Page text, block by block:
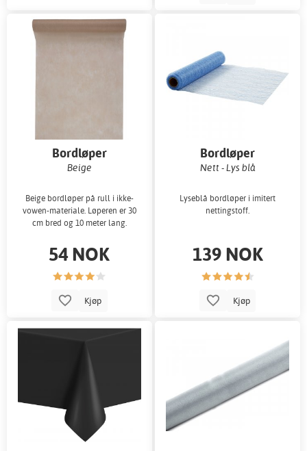
Bordløper
Beige
Beige bordløper på rull i ikke-
vowen-materiale. Løperen er 30
cm bred og 10 meter lang.
54 NOK
Kjøp
Bordløper
Nett - Lys blå
Lyseblå bordløper i imitert
nettingstoff.
139 NOK
Kjøp